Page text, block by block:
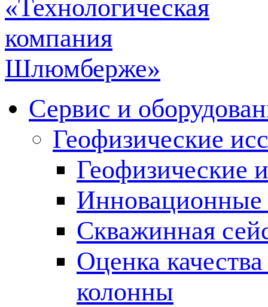
Сервис и
Геофизические
Геофизические
Инновационные
Скважинная
Оценка
колонны